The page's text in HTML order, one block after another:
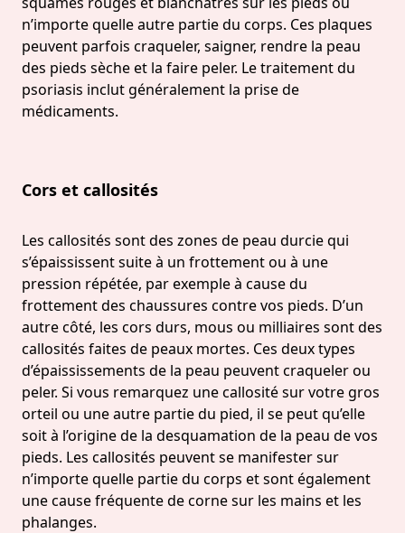
n’importe quelle autre partie du corps. Ces plaques
peuvent parfois craqueler, saigner, rendre la peau
des pieds sèche et la faire peler. Le traitement du
psoriasis inclut généralement la prise de
médicaments.
Cors et callosités
Les callosités sont des zones de peau durcie qui
s’épaississent suite à un frottement ou à une
pression répétée, par exemple à cause du
frottement des chaussures contre vos pieds. D’un
autre côté, les cors durs, mous ou milliaires sont des
callosités faites de peaux mortes. Ces deux types
d’épaississements de la peau peuvent craqueler ou
peler. Si vous remarquez une callosité sur votre gros
orteil ou une autre partie du pied, il se peut qu’elle
soit à l’origine de la desquamation de la peau de vos
pieds. Les callosités peuvent se manifester sur
n’importe quelle partie du corps et sont également
une cause fréquente de corne sur les mains et les
phalanges.